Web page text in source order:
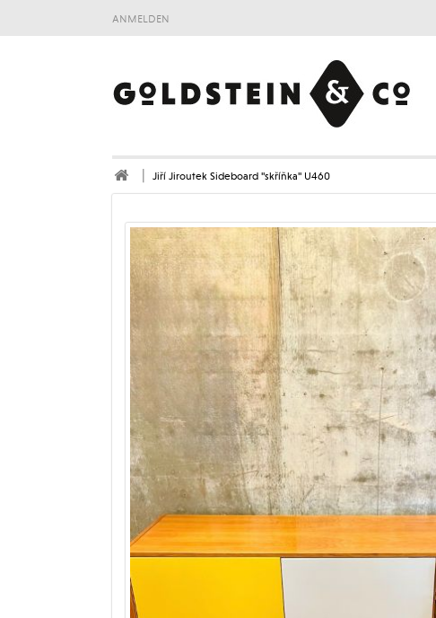
anmelden
Jiří Jiroutek Sideboard "skříňka" U460